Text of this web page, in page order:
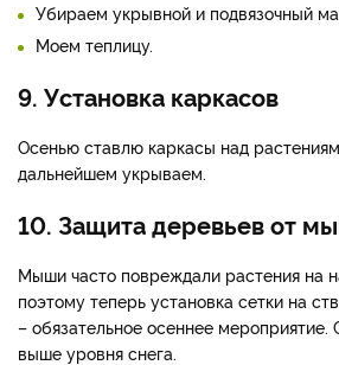
Убираем укрывной и подвязочный
Моем теплицу.
9. Установка каркасов
Осенью ставлю каркасы над
дальнейшем укрываем.
10. Защита деревьев от
Мыши часто повреждали растения на
поэтому теперь установка сетки на
– обязательное осеннее
выше уровня снега.